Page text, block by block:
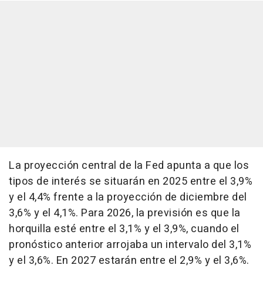
La proyección central de la Fed apunta a que los
tipos de interés se situarán en 2025 entre el 3,9%
y el 4,4% frente a la proyección de diciembre del
3,6% y el 4,1%. Para 2026, la previsión es que la
horquilla esté entre el 3,1% y el 3,9%, cuando el
pronóstico anterior arrojaba un intervalo del 3,1%
y el 3,6%. En 2027 estarán entre el 2,9% y el 3,6%.